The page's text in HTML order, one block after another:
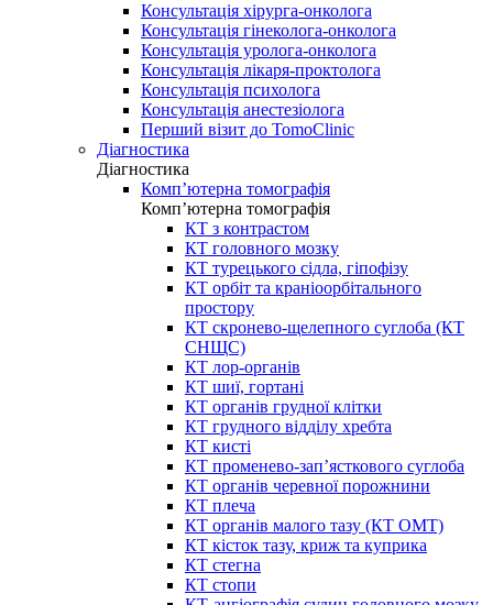
Консультація хірурга-онколога
Консультація гінеколога-онколога
Консультація уролога-онколога
Консультація лікаря-проктолога
Консультація психолога
Консультація анестезіолога
Перший візит до TomoClinic
Діагностика
Діагностика
Комп’ютерна томографія
Комп’ютерна томографія
КТ з контрастом
КТ головного мозку
КТ турецького сідла, гіпофізу
КТ орбіт та краніоорбітального
простору
КТ скронево-щелепного суглоба (КТ
СНЩС)
КТ лор-органів
КТ шиї, гортані
КТ органів грудної клітки
КТ грудного відділу хребта
КТ кисті
КТ променево-зап’ясткового суглоба
КТ органів черевної порожнини
КТ плеча
КТ органів малого тазу (КТ ОМТ)
КТ кісток тазу, криж та куприка
КТ стегна
КТ стопи